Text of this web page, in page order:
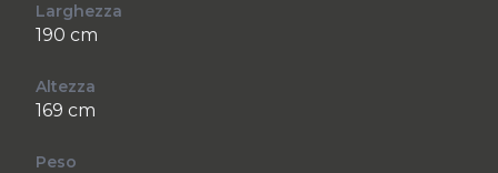
Larghezza
190 cm
Altezza
169 cm
Peso